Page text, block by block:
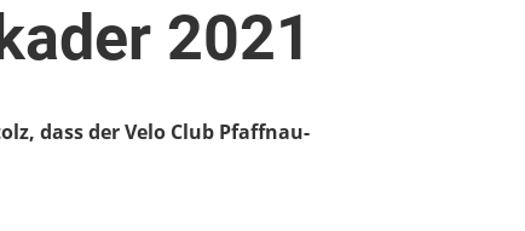
2021
dass der Velo Club Pfaffnau-